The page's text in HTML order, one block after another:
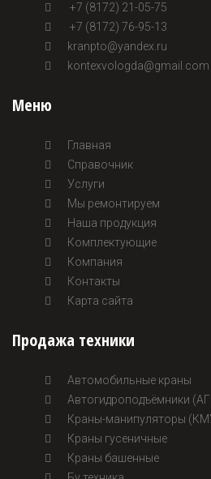
+7 (8172) 21-05-75
+7 (8172) 76-95-13
kranpto@yandex.ru
kontexvologda@gmail.com
Меню
Главная
Справочник
Услуги
Мы ремонтируем
Наша продукция
Комплектующие
Компания
Контакты
Карта сайта
Продажа техники
Автомобильные краны
Автогидроподъёмники
Краны-манипуляторы
Краны гусеничные
Краны башенные